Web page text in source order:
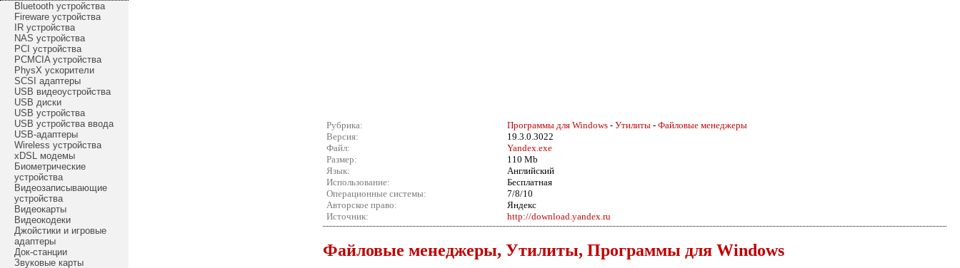
Bluetooth устройства
Fireware устройства
IR устройства
NAS устройства
PCI устройства
PCMCIA устройства
PhysX ускорители
SCSI адаптеры
USB видеоустройства
USB диски
USB устройства
USB устройства ввода
USB-адаптеры
Wireless устройства
xDSL модемы
Биометрические
устройства
Видеозаписывающие
устройства
Видеокарты
Видеокодеки
Джойстики и игровые
адаптеры
Док-станции
Звуковые карты
Рубрика: Программы для Windows - Утилиты - Файловые менеджеры
Версия:
19.3.0.3022
Файл:
Yandex.exe
Размер:
110 Mb
Язык:
Английский
Использование:
Бесплатная
Операционные системы:
7/8/10
Авторское право:
Яндекс
Источник:
http://download.yandex.ru
Файловые менеджеры, Утилиты, Программы для Windows